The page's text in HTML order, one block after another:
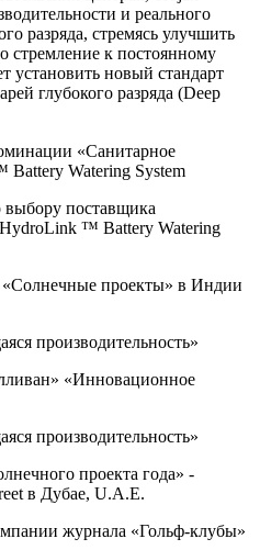
и реального
разряда, стремясь улучшить
стремление к постоянному
установить новый стандарт
глубокого разряда (Deep
«Санитарное
Battery Watering System
выбору поставщика
HydroLink ™ Battery Watering
проекты» в Индии
производительность»
«Инновационное
производительность»
проекта года» -
в Дубае, U.A.E.
журнала «Гольф-клубы»